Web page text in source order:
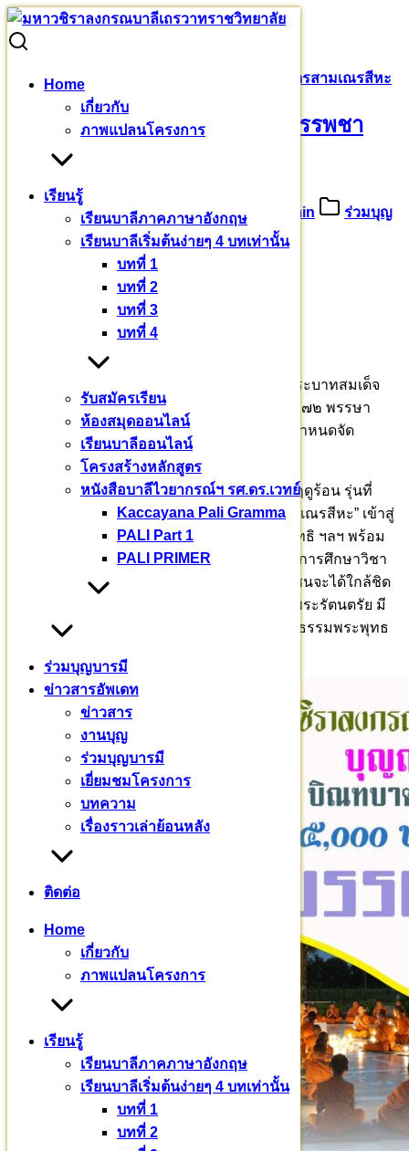
Skip
to
Home
เกี่ยวกับ
ภาพแปลนโครงการ
เรียนรู้
เรียนบาลีภาคภาษาอังกฤษ
เรียนบาลีเริ่มต้นง่ายๆ 4 บทเท่านั้น
บทที่ 1
บทที่ 2
บทที่ 3
บทที่ 4
รับสมัครเรียน
ห้องสมุดออนไลน์
เรียนบาลีออนไลน์
โครงสร้างหลักสูตร
หนังสือบาลีไวยากรณ์ฯ รศ.ดร.เวทย์
Kaccayana Pali Gramma
PALI Part 1
PALI PRIMER
ร่วมบุญบารมี
ข่าวสารอัพเดท
ข่าวสาร
งานบุญ
ร่วมบุญบารมี
เยี่ยมชมโครงการ
บทความ
เรื่องราวเล่าย้อนหลัง
ติดต่อ
Home
เกี่ยวกับ
ภาพแปลนโครงการ
เรียนรู้
เรียนบาลีภาคภาษาอังกฤษ
เรียนบาลีเริ่มต้นง่ายๆ 4 บทเท่านั้น
บทที่ 1
บทที่ 2
Search
ขอเชิญอุปถัมภ์รับเป็นเจ้าภาพ บรรพชาศากยบุตรสามเณรสีหะ
ขอเชิญอุปถัมภ์รับเป็นเจ้าภาพ บรรพชา
ศากยบุตรสามเณรสีหะ
23 มีนาคม 256726 มีนาคม 2024 admin
ร่วมบุญ
ขอเชิญอุปถัมภ์รับเป็นเจ้าภาพ
บรรพชาศากยบุตรสามเณรสีหะ
ในปีพุทธศักราช ๒๕๖๗ ซึ่งเป็นปีมหามงคล ที่พระบาทสมเด็จ
พระเจ้าอยู่หัว ทรงเจริญพระชนมพรรษา ๖ รอบ ๗๒ พรรษา
มหาวชิราลงกรณบาลีเถรวาทราชวิทยาลัย จึงกำหนดจัด
กิจกรรมเฉลิมพระเกียรติตลอดปี
โครงการบรรพชาศากยบุตรสามเณรสีหะ ภาคฤดูร้อน รุ่นที่
๒/๒๕๖๗ เพื่อเตรียมความพร้อม “ศากยบุตรสามเณรสีหะ” เข้าสู่
การศึกษาคัมภีร์บาลีเถรวาท กัจจายนะ ปทรูปสิทธิ ฯลฯ พร้อม
ทั้งปรับพื้นฐานวิชาสามัญที่สำคัญและจำเป็นในการศึกษาวิชา
ทั่วไป จัดเพื่อให้ศากยบุตรสามเณรสีหะ และยุวชนจะได้ใกล้ชิด
กับพระพุทธศาสนา มีความรักความศรัทธาต่อพระรัตนตรัย มี
พื้นฐานการดำเนินชีวิตได้อย่างถูกต้องตามหลักธรรมพระพุทธ